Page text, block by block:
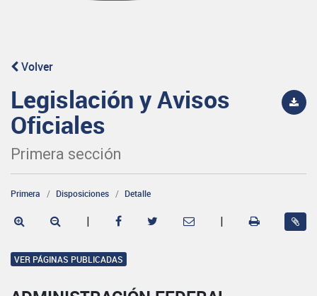
Volver
Legislación y Avisos
Oficiales
Primera sección
Primera Disposiciones Detalle
| |
VER PÁGINAS PUBLICADAS